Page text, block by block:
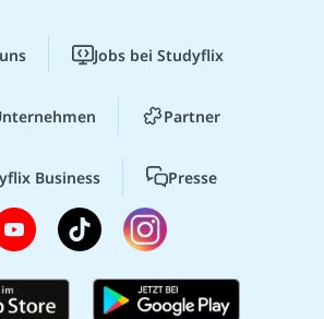
Jobs bei Studyflix
Partner
Business Presse